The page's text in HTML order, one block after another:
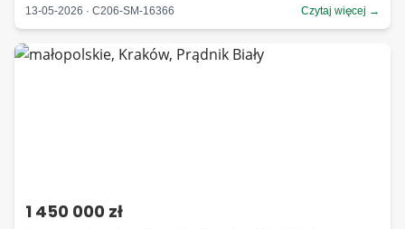
13-05-2026 · C206-SM-16366
Czytaj więcej →
1 450 000 zł